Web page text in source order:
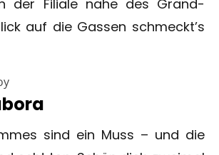
der Filiale nahe des Grand-
auf die Gassen schmeckt’s
sind ein Muss – und die